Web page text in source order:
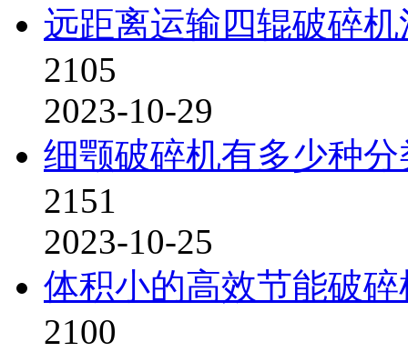
远距离运输四辊破碎
2105
2023-10-29
细颚破碎机有多少种分
2151
2023-10-25
体积小的高效节能破碎
2100